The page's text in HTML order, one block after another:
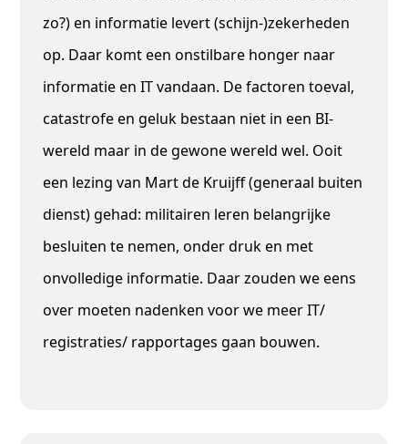
zo?) en informatie levert (schijn-)zekerheden
op. Daar komt een onstilbare honger naar
informatie en IT vandaan. De factoren toeval,
catastrofe en geluk bestaan niet in een BI-
wereld maar in de gewone wereld wel. Ooit
een lezing van Mart de Kruijff (generaal buiten
dienst) gehad: militairen leren belangrijke
besluiten te nemen, onder druk en met
onvolledige informatie. Daar zouden we eens
over moeten nadenken voor we meer IT/
registraties/ rapportages gaan bouwen.